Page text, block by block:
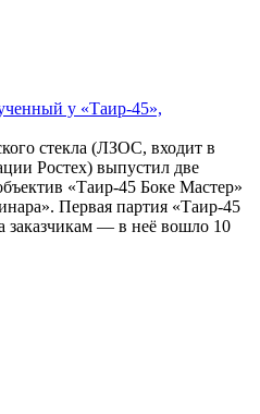
у «Таир‑45»,
стекла (ЛЗОС, входит в
Ростех) выпустил две
«Таир‑45 Боке Мастер»
Первая партия «Таир‑45
заказчикам — в неё вошло 10